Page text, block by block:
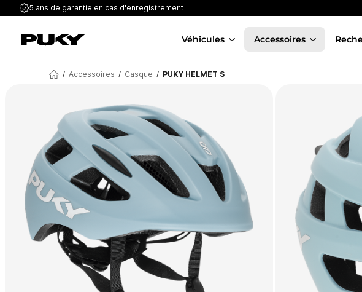
5 ans de garantie en cas d'enregistrement
Véhicules Accessoires
/ Accessoires / Casque / PUKY HELMET S